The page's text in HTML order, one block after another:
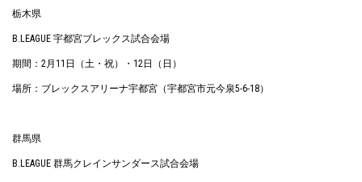
栃木県
B.LEAGUE 宇都宮ブレックス試合会場
期間：2月11日（土・祝）・12日（日）
場所：ブレックスアリーナ宇都宮（宇都宮市元今泉5-6-18）
群馬県
B.LEAGUE 群馬クレインサンダース試合会場